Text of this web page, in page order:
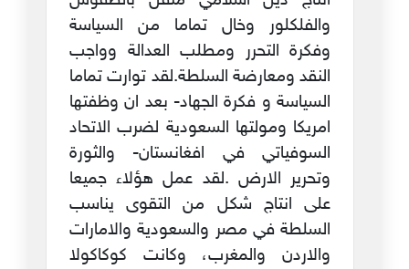
والفلكلور وخال تماما من السياسة
وفكرة التحرر ومطلب العدالة وواجب
النقد ومعارضة السلطة.لقد توارت تماما
السياسة و فكرة الجهاد- بعد ان وظفتها
امريكا ومولتها السعودية لضرب الاتحاد
السوفياتي في افغانستان- والثورة
وتحرير الارض .لقد عمل هؤلاء جميعا
على انتاج شكل من التقوى يناسب
السلطة في مصر والسعودية والامارات
والاردن والمغرب، وكانت كوكاكولا